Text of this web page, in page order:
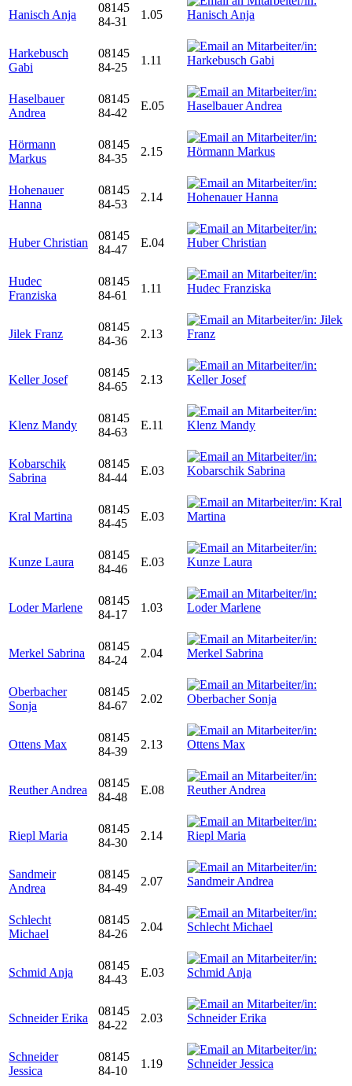
Hanisch Anja
08145
84-31
1.05
Harkebusch
Gabi
08145
84-25
1.11
Haselbauer
Andrea
08145
84-42
E.05
Hörmann
Markus
08145
84-35
2.15
Hohenauer
Hanna
08145
84-53
2.14
Huber Christian
08145
84-47
E.04
Hudec
Franziska
08145
84-61
1.11
Jilek Franz
08145
84-36
2.13
Keller Josef
08145
84-65
2.13
Klenz Mandy
08145
84-63
E.11
Kobarschik
Sabrina
08145
84-44
E.03
Kral Martina
08145
84-45
E.03
Kunze Laura
08145
84-46
E.03
Loder Marlene
08145
84-17
1.03
Merkel Sabrina
08145
84-24
2.04
Oberbacher
Sonja
08145
84-67
2.02
Ottens Max
08145
84-39
2.13
Reuther Andrea
08145
84-48
E.08
Riepl Maria
08145
84-30
2.14
Sandmeir
Andrea
08145
84-49
2.07
Schlecht
Michael
08145
84-26
2.04
Schmid Anja
08145
84-43
E.03
Schneider Erika
08145
84-22
2.03
Schneider
Jessica
08145
84-10
1.19